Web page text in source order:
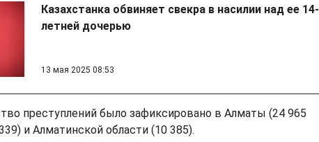
Казахстанка обвиняет свекра в насилии над ее 14-
летней дочерью
13 мая 2025 08:53
преступлений было зафиксировано в Алматы (24 965
и Алматинской области (10 385).